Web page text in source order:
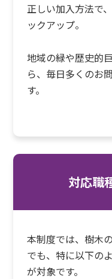
正しい加入方法で
ックアップ。
地域の緑や歴史的
ら、毎日多くのお
す。
対応職
本制度では、樹木
でも、特に以下の
が対象です。